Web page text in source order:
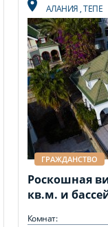
АЛАНИЯ,ТЕПЕ
ГРАЖДАНСТВО
Роскошная
кв.м. и
Комнат: